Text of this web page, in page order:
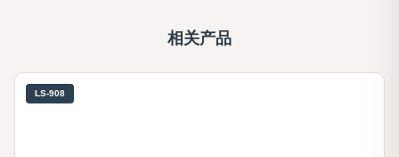
相关产品
LS-908